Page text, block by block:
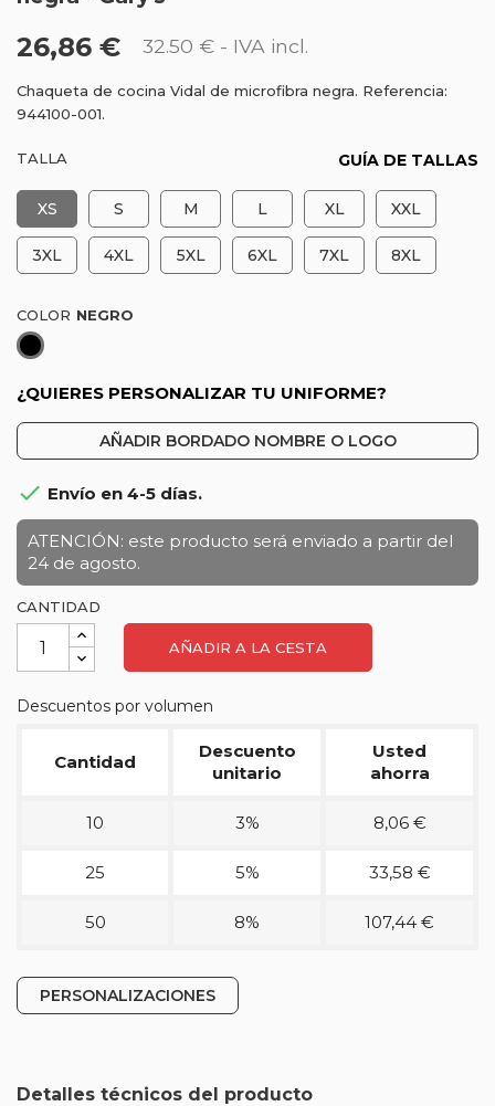
26,86 € 32.50 € - IVA incl.
Chaqueta de cocina Vidal de microfibra negra. Referencia:
944100-001.
TALLA GUÍA DE TALLAS
XS S M L XL XXL
3XL 4XL 5XL 6XL 7XL 8XL
COLOR
Negro
¿QUIERES PERSONALIZAR TU UNIFORME?
AÑADIR BORDADO NOMBRE O LOGO
 Envío en 4-5 días.
ATENCIÓN: este producto será enviado a partir del
24 de agosto.
CANTIDAD
AÑADIR A LA CESTA
Descuentos por volumen
Cantidad
Descuento
unitario
Usted
ahorra
10 3% 8,06 €
25 5% 33,58 €
50 8% 107,44 €
PERSONALIZACIONES
Detalles técnicos del producto